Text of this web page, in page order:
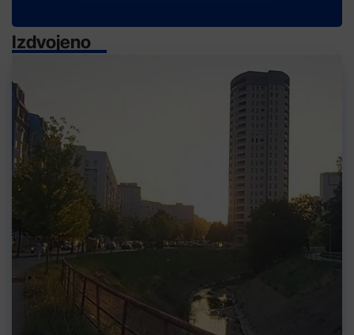
Izdvojeno